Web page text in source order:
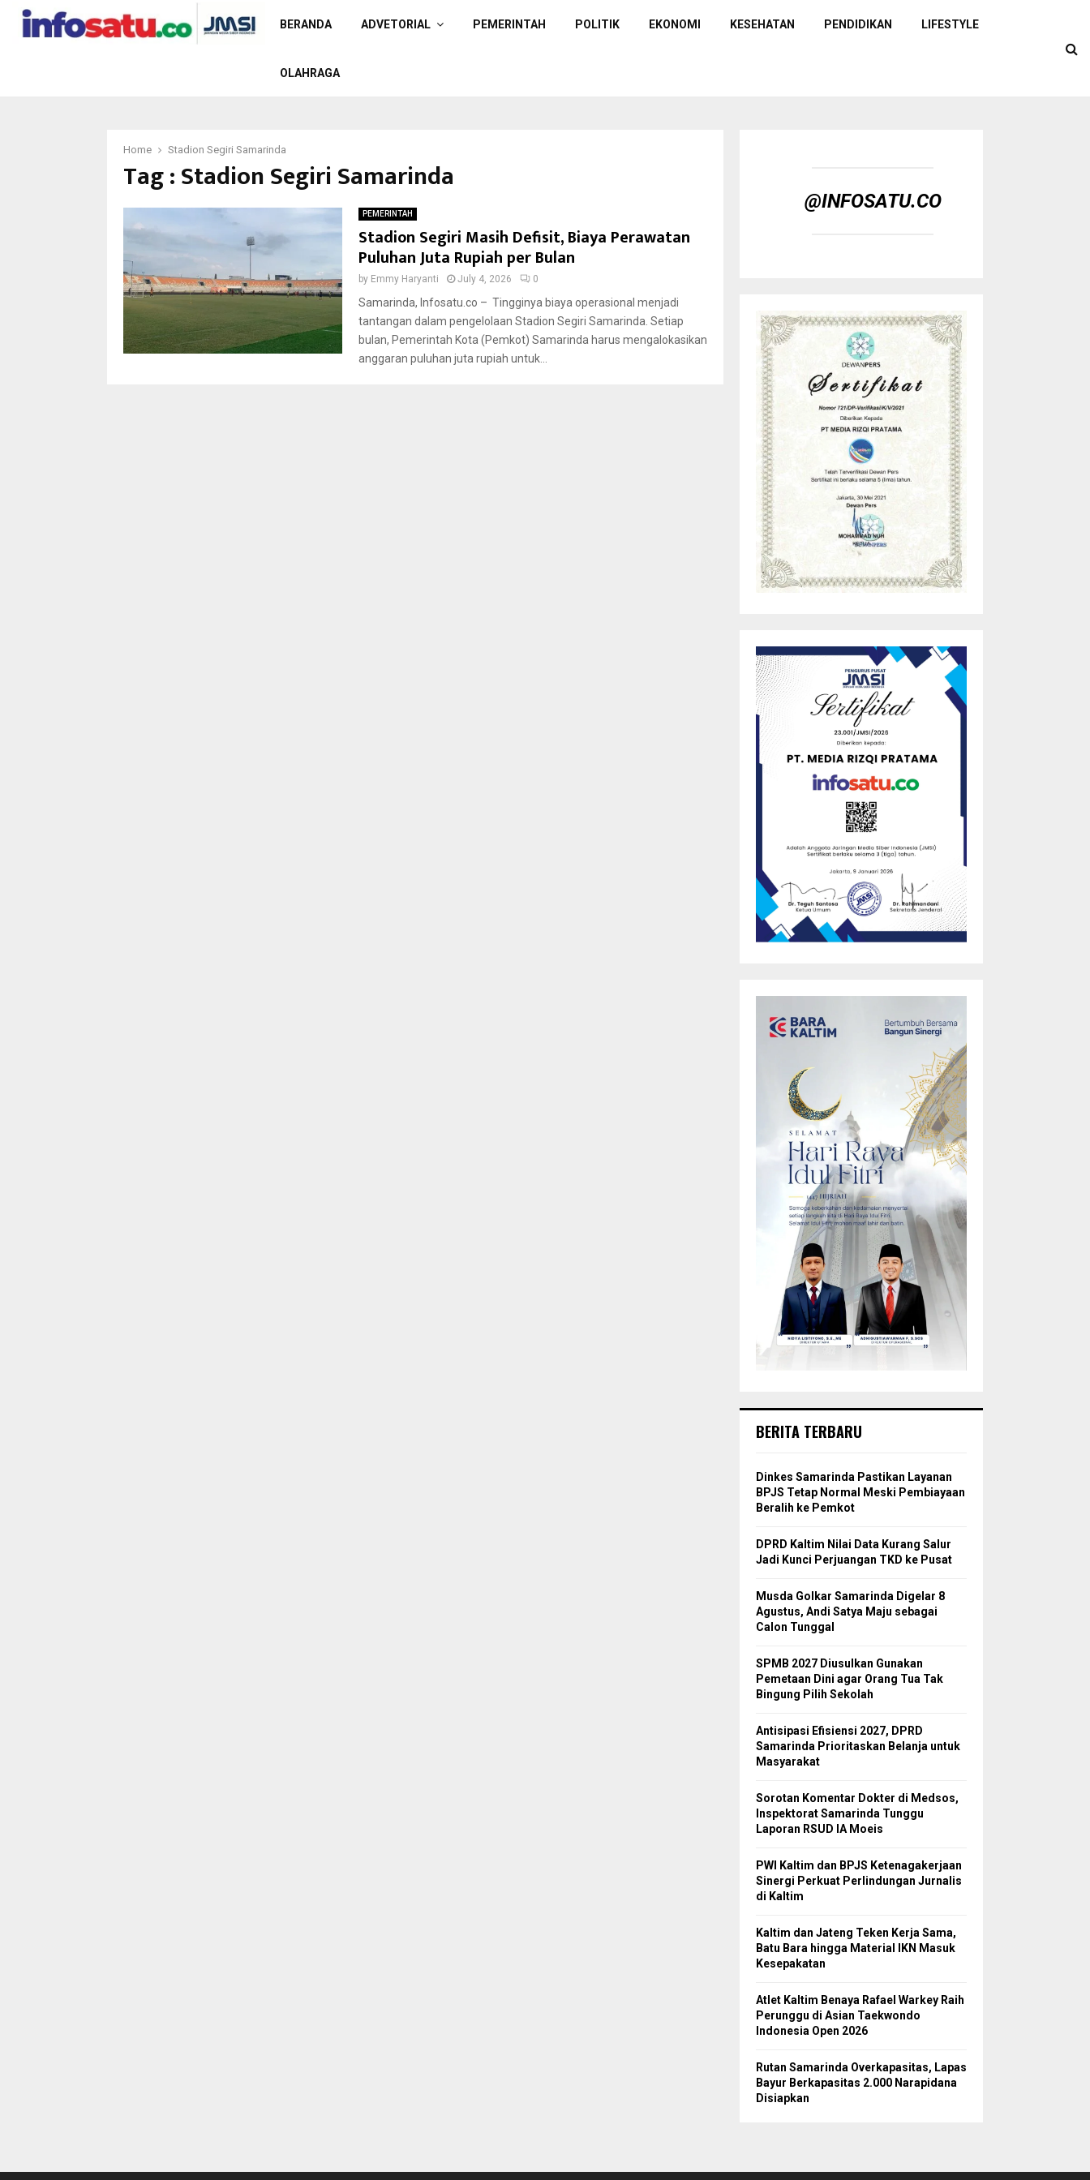
BERANDA ADVETORIAL PEMERINTAH POLITIK EKONOMI KESEHATAN PENDIDIKAN LIFESTYLE
OLAHRAGA
Home Stadion Segiri Samarinda
Tag : Stadion Segiri Samarinda
PEMERINTAH
Stadion Segiri Masih Defisit, Biaya Perawatan
Puluhan Juta Rupiah per Bulan
by Emmy Haryanti July 4, 2026 0
Samarinda, Infosatu.co – Tingginya biaya operasional menjadi
tantangan dalam pengelolaan Stadion Segiri Samarinda. Setiap
bulan, Pemerintah Kota (Pemkot) Samarinda harus mengalokasikan
anggaran puluhan juta rupiah untuk...
@INFOSATU.CO
BERITA TERBARU
Dinkes Samarinda Pastikan Layanan
BPJS Tetap Normal Meski Pembiayaan
Beralih ke Pemkot
DPRD Kaltim Nilai Data Kurang Salur
Jadi Kunci Perjuangan TKD ke Pusat
Musda Golkar Samarinda Digelar 8
Agustus, Andi Satya Maju sebagai
Calon Tunggal
SPMB 2027 Diusulkan Gunakan
Pemetaan Dini agar Orang Tua Tak
Bingung Pilih Sekolah
Antisipasi Efisiensi 2027, DPRD
Samarinda Prioritaskan Belanja untuk
Masyarakat
Sorotan Komentar Dokter di Medsos,
Inspektorat Samarinda Tunggu
Laporan RSUD IA Moeis
PWI Kaltim dan BPJS Ketenagakerjaan
Sinergi Perkuat Perlindungan Jurnalis
di Kaltim
Kaltim dan Jateng Teken Kerja Sama,
Batu Bara hingga Material IKN Masuk
Kesepakatan
Atlet Kaltim Benaya Rafael Warkey Raih
Perunggu di Asian Taekwondo
Indonesia Open 2026
Rutan Samarinda Overkapasitas, Lapas
Bayur Berkapasitas 2.000 Narapidana
Disiapkan